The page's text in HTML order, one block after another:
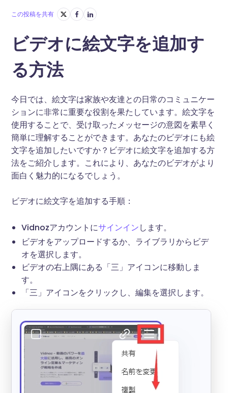
この投稿を共有
ビデオに絵文字を追加す
る方法
今日では、絵文字は家族や友達との日常のコミュニケー
ションに非常に重要な役割を果たしています。絵文字を
使用することで、受け取ったメッセージの意図を素早く
簡単に理解することができます。あなたのビデオにも絵
文字を追加したいですか？ビデオに絵文字を追加する方
法をご紹介します。これにより、あなたのビデオがより
面白く魅力的になるでしょう。
ビデオに絵文字を追加する手順：
Vidnozアカウントにサインインします。
ビデオをアップロードするか、ライブラリからビデ
オを選択します。
ビデオの右上隅にある「三」アイコンに移動しま
す。
「三」アイコンをクリックし、編集を選択します。